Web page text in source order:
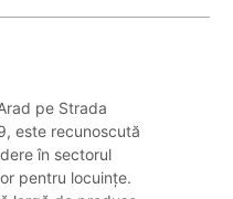
pe Strada
este recunoscută
în sectorul
pentru locuințe.